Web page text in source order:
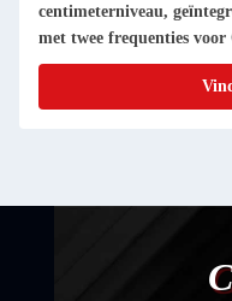
centimeterniveau,
met twee frequenties voor
precisie